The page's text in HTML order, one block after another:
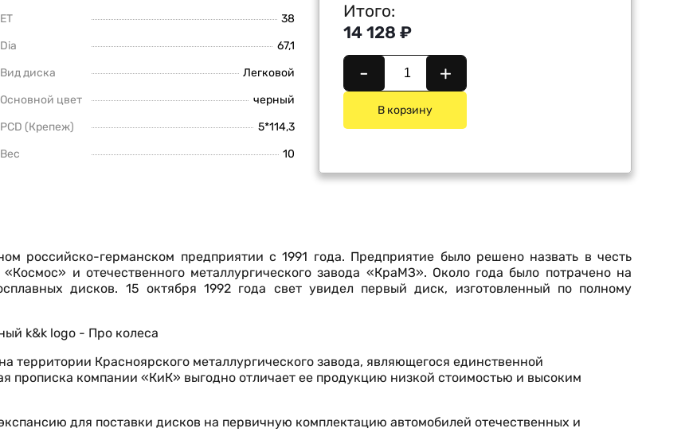
ET
38
Dia
67,1
Вид диска
Легковой
Основной цвет
черный
PCD (Крепеж)
5*114,3
Вес
10
Итого:
14 128 ₽
- +
В корзину
российско-германском предприятии с 1991 года. Предприятие было решено назвать в честь
и отечественного металлургического завода «КраМЗ». Около года было потрачено на
дисков. 15 октября 1992 года свет увидел первый диск, изготовленный по полному
территории Красноярского металлургического завода, являющегося единственной
прописка компании «КиК» выгодно отличает ее продукцию низкой стоимостью и высоким
для поставки дисков на первичную комплектацию автомобилей отечественных и